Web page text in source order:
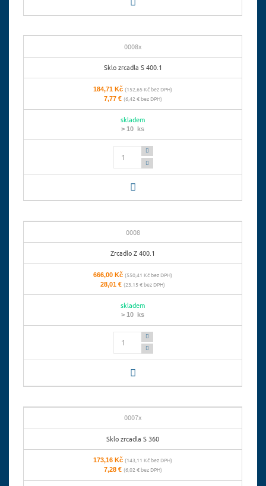
0008x
Sklo zrcadla S 400.1
184,71 Kč(152,65 Kč bez DPH)
7,77 € (6,42 € bez DPH)
skladem
> 10 ks
Počet
0008
Zrcadlo Z 400.1
666,00 Kč(550,41 Kč bez DPH)
28,01 €(23,15 € bez DPH)
skladem
> 10 ks
Počet
0007x
Sklo zrcadla S 360
173,16 Kč(143,11 Kč bez DPH)
7,28 € (6,02 € bez DPH)